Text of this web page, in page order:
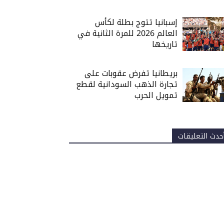
إسبانيا تتوج بطلة لكأس
العالم 2026 للمرة الثانية في
تاريخها
بريطانيا تفرض عقوبات على
تجارة الذهب السودانية لقطع
تمويل الحرب
التعليقات